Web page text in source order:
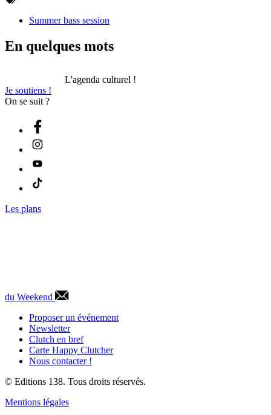
Summer bass session
En quelques mots
L'agenda culturel !
Je soutiens !
On se suit ?
Les plans
du Weekend
Proposer un événement
Newsletter
Clutch en bref
Carte Happy Clutcher
Nous contacter !
© Editions 138. Tous droits réservés.
Mentions légales